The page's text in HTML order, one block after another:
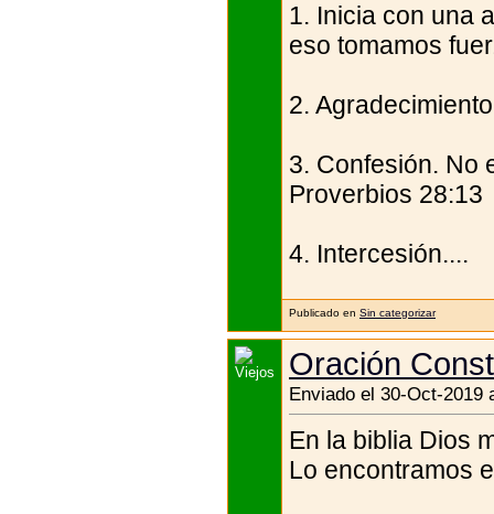
1. Inicia con una
eso tomamos
2.
3. Confesión. No
Proverbios 28:13
4. Intercesión....
Publicado en Sin categorizar
Oración
Enviado el 30-Oct-2019
En la biblia Dios
Lo encontramos